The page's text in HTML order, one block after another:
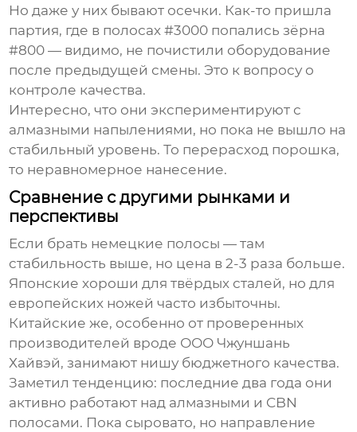
Но даже у них бывают осечки. Как-то пришла
партия, где в полосах #3000 попались зёрна
#800 — видимо, не почистили оборудование
после предыдущей смены. Это к вопросу о
контроле качества.
Интересно, что они экспериментируют с
алмазными напылениями, но пока не вышло на
стабильный уровень. То перерасход порошка,
то неравномерное нанесение.
Сравнение с другими рынками и
перспективы
Если брать немецкие полосы — там
стабильность выше, но цена в 2-3 раза больше.
Японские хороши для твёрдых сталей, но для
европейских ножей часто избыточны.
Китайские же, особенно от проверенных
производителей вроде ООО Чжуншань
Хайвэй, занимают нишу бюджетного качества.
Заметил тенденцию: последние два года они
активно работают над алмазными и CBN
полосами. Пока сыровато, но направление